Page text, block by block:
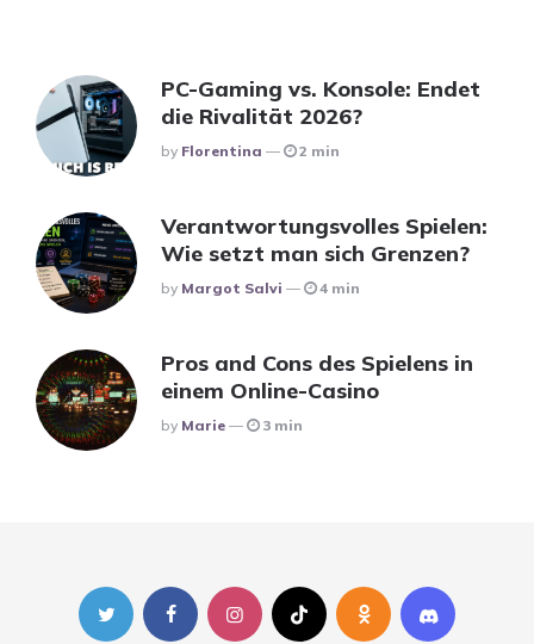
PC-Gaming vs. Konsole: Endet
die Rivalität 2026?
Posted
By Florentina 2 min
Verantwortungsvolles Spielen:
Wie setzt man sich Grenzen?
Posted
By Margot Salvi 4 min
Pros and Cons des Spielens in
einem Online-Casino
Posted
By Marie 3 min